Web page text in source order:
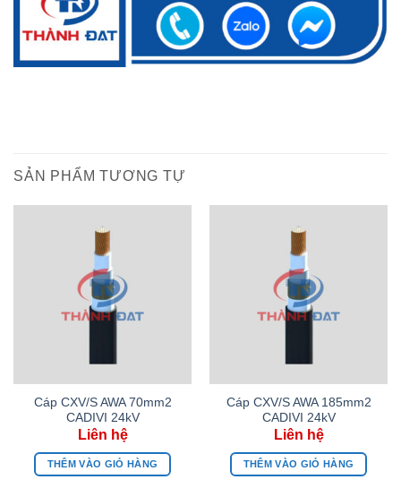
SẢN PHẨM TƯƠNG TỰ
Cáp CXV/S AWA 70mm2
CADIVI 24kV
THÊM VÀO GIỎ HÀNG
Cáp CXV/S AWA 185mm2
CADIVI 24kV
THÊM VÀO GIỎ HÀNG